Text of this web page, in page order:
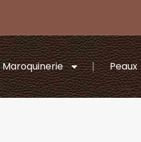
Maroquinerie Peaux